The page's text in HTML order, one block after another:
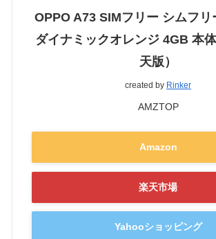
OPPO A73 SIMフリー シムフリ
ダイナミックオレンジ 4GB 本
天版）
created by Rinker
AMZTOP
Amazon
楽天市場
Yahooショッピング